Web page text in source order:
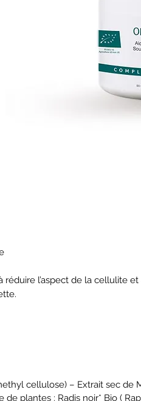
cellulose) – Extrait sec de
de plantes : Radis noir* Bio (